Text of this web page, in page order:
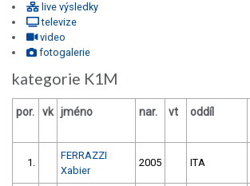
live výsledky
televize
video
fotogalerie
kategorie K1M
por. vk jméno nar. vt oddíl
1.
FERRAZZI
Xabier
2005 ITA